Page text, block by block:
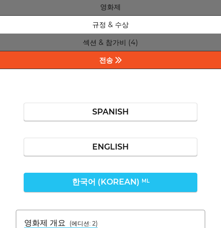
영화제
규정 & 수상
섹션 & 참가비 (4)
전송
SPANISH
ENGLISH
한국어 (KOREAN) ML
영화제 개요 (에디션: 2)